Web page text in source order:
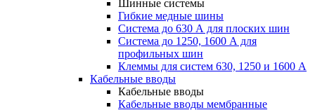
Шинные системы
Гибкие медные шины
Система до 630 А для плоских шин
Система до 1250, 1600 А для
профильных шин
Клеммы для систем 630, 1250 и 1600 А
Кабельные вводы
Кабельные вводы
Кабельные вводы мембранные